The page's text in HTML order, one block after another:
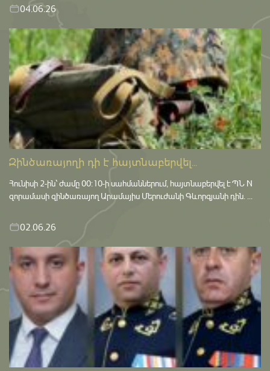
04.06.26
Զինծառայողի դի է հայտնաբերվել...
Հունիսի 2-ին՝ ժամը 00:10-ի սահմաններում, հայտնաբերվել է ՊՆ N
զորամասի զինծառայող Արամայիս Մերուժանի Գևորգյանի դին. ...
02.06.26